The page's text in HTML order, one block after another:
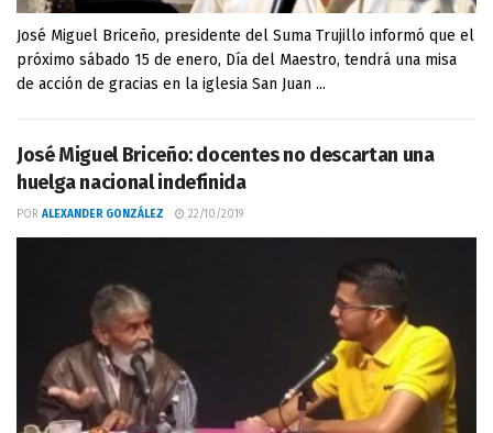
José Miguel Briceño, presidente del Suma Trujillo informó que el
próximo sábado 15 de enero, Día del Maestro, tendrá una misa
de acción de gracias en la iglesia San Juan ...
José Miguel Briceño: docentes no descartan una
huelga nacional indefinida
POR ALEXANDER GONZÁLEZ 22/10/2019